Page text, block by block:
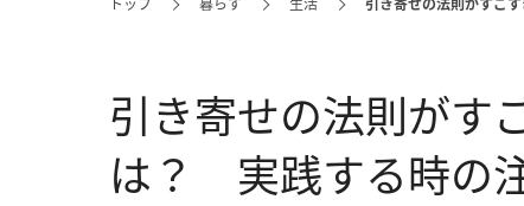
トップ 暮らす 生活 引き寄せの法則がすご
引き寄せの法則がす
は？ 実践する時の